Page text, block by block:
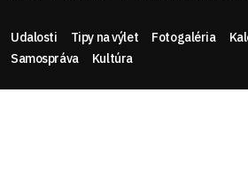
Udalosti Tipy na výlet Fotogaléria
Samospráva
Kultúra